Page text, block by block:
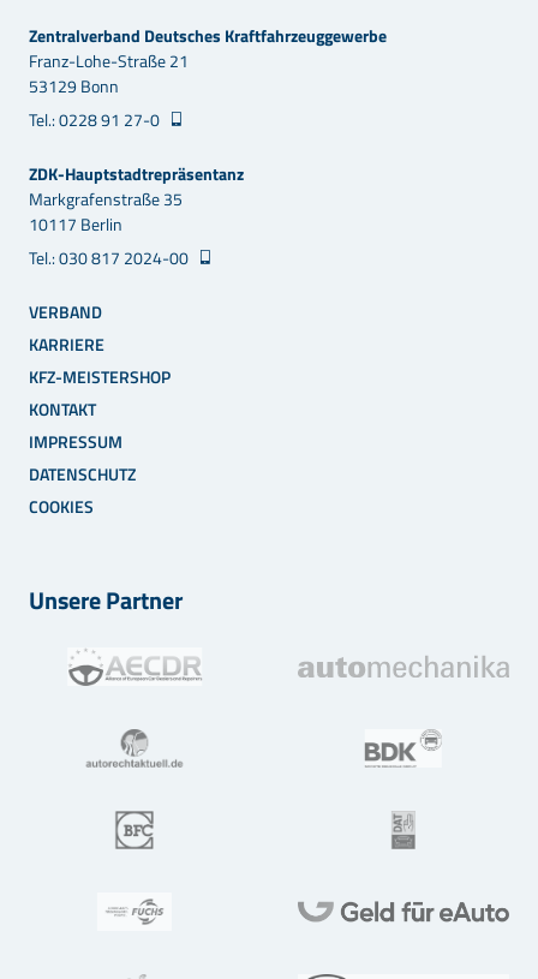
Zentralverband Deutsches Kraftfahrzeuggewerbe
Franz-Lohe-Straße 21
53129 Bonn
Tel.: 0228 91 27-0
ZDK-Hauptstadtrepräsentanz
Markgrafenstraße 35
10117 Berlin
Tel.: 030 817 2024-00
VERBAND
KARRIERE
KFZ-MEISTERSHOP
KONTAKT
IMPRESSUM
DATENSCHUTZ
COOKIES
Unsere Partner